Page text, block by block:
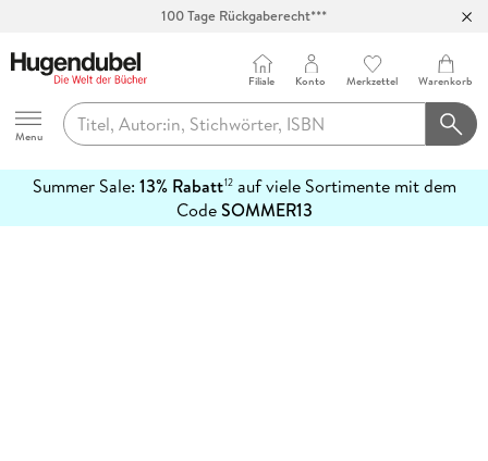
100 Tage Rückgaberecht***
Hugendubel
Menu
Filiale Konto Merkzettel Warenkorb
Summer Sale: 13% Rabatt12auf viele Sortimente mit dem
CodeSOMMER13
erfahren